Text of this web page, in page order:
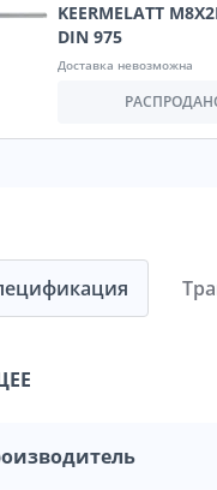
KEERMELATT
DIN 975
Доставка невозможна